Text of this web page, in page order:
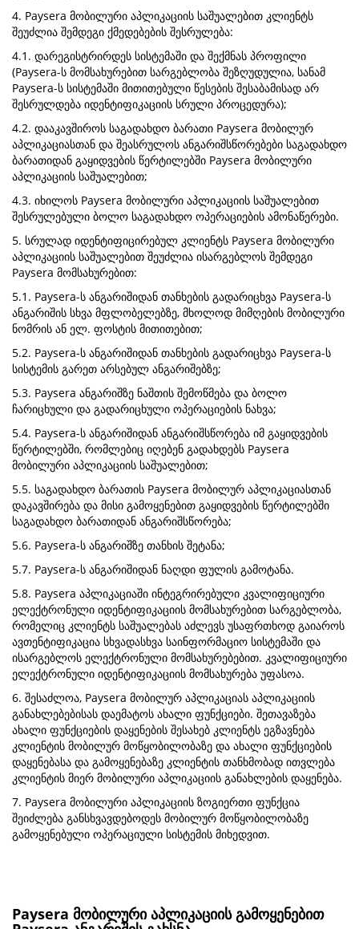
4. Paysera მობილური აპლიკაციის საშუალებით კლიენტს
შეუძლია შემდეგი ქმედებების შესრულება:
4.1. დარეგისტრირდეს სისტემაში და შექმნას პროფილი
(Paysera-ს მომსახურებით სარგებლობა შეზღუდულია, სანამ
Paysera-ს სისტემაში მითითებული წესების შესაბამისად არ
შესრულდება იდენტიფიკაციის სრული პროცედურა);
4.2. დააკავშიროს საგადახდო ბარათი Paysera მობილურ
აპლიკაციასთან და შეასრულოს ანგარიშსწორებები საგადახდო
ბარათიდან გაყიდვების წერტილებში Paysera მობილური
აპლიკაციის საშუალებით;
4.3. იხილოს Paysera მობილური აპლიკაციის საშუალებით
შესრულებული ბოლო საგადახდო ოპერაციების ამონაწერები.
5. სრულად იდენტიფიცირებულ კლიენტს Paysera მობილური
აპლიკაციის საშუალებით შეუძლია ისარგებლოს შემდეგი
Paysera მომსახურებით:
5.1. Paysera-ს ანგარიშიდან თანხების გადარიცხვა Paysera-ს
ანგარიშის სხვა მფლობელებზე, მხოლოდ მიმღების მობილური
ნომრის ან ელ. ფოსტის მითითებით;
5.2. Paysera-ს ანგარიშიდან თანხების გადარიცხვა Paysera-ს
სისტემის გარეთ არსებულ ანგარიშებზე;
5.3. Paysera ანგარიშზე ნაშთის შემოწმება და ბოლო
ჩარიცხული და გადარიცხული ოპერაციების ნახვა;
5.4. Paysera-ს ანგარიშიდან ანგარიშსწორება იმ გაყიდვების
წერტილებში, რომლებიც იღებენ გადახდებს Paysera
მობილური აპლიკაციის საშუალებით;
5.5. საგადახდო ბარათის Paysera მობილურ აპლიკაციასთან
დაკავშირება და მისი გამოყენებით გაყიდვების წერტილებში
საგადახდო ბარათიდან ანგარიშსწორება;
5.6. Paysera-ს ანგარიშზე თანხის შეტანა;
5.7. Paysera-ს ანგარიშიდან ნაღდი ფულის გამოტანა.
5.8. Paysera აპლიკაციაში ინტეგრირებული კვალიფიციური
ელექტრონული იდენტიფიკაციის მომსახურებით სარგებლობა,
რომელიც კლიენტს საშუალებას აძლევს უსაფრთხოდ გაიაროს
ავთენტიფიკაცია სხვადასხვა საინფორმაციო სისტემაში და
ისარგებლოს ელექტრონული მომსახურებებით. კვალიფიციური
ელექტრონული იდენტიფიკაციის მომსახურება უფასოა.
6. შესაძლოა, Paysera მობილურ აპლიკაციას აპლიკაციის
განახლებებისას დაემატოს ახალი ფუნქციები. შეთავაზება
ახალი ფუნქციების დაყენების შესახებ კლიენტს ეგზავნება
კლიენტის მობილურ მოწყობილობაზე და ახალი ფუნქციების
დაყენებასა და გამოყენებაზე კლიენტის თანხმობად ითვლება
კლიენტის მიერ მობილური აპლიკაციის განახლების დაყენება.
7. Paysera მობილური აპლიკაციის ზოგიერთი ფუნქცია
შეიძლება განსხვავდებოდეს მობილურ მოწყობილობაზე
გამოყენებული ოპერაციული სისტემის მიხედვით.
Paysera მობილური აპლიკაციის გამოყენებით